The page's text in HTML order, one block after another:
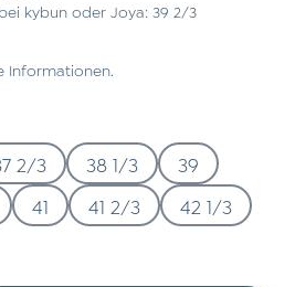
kybun oder Joya: 39 2/3
Informationen.
2/3 38 1/3
39
41 41 2/3
42 1/3